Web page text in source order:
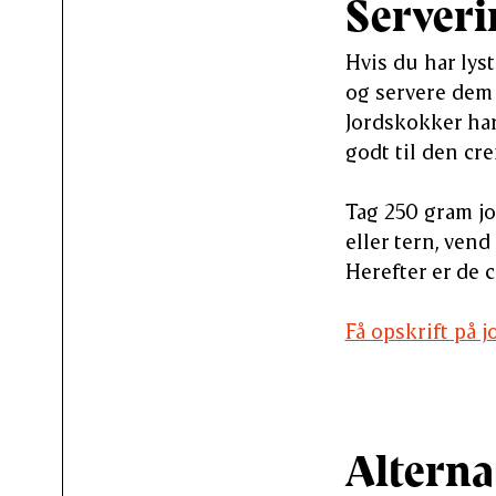
Hvis du har
og servere
Jordskokker
godt til den
Tag 250 gram
eller tern,
Herefter er de
Få opskrift på